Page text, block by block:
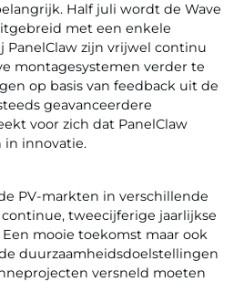
Half juli wordt de Wave
met een enkele
PanelClaw zijn vrijwel continu
montagesystemen verder te
op basis van feedback uit de
geavanceerdere
voor zich dat PanelClaw
in innovatie.
PV-markten in verschillende
tweecijferige jaarlijkse
mooie toekomst maar ook
duurzaamheidsdoelstellingen
versneld moeten